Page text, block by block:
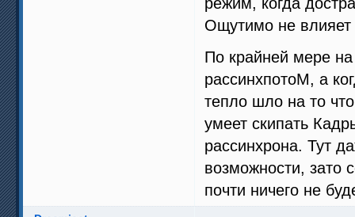
Ощутимо не
По крайней мере на
рассинхпотоМ, а
тепло шло на то
умеет скипать
рассинхрона. Тут
возможности, зато
почти ничего не